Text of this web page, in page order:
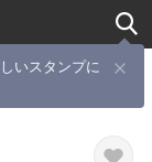
いスタンプに